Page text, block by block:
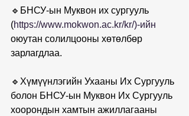
🔹БНСУ-ын Муквон их сургууль
(https://www.mokwon.ac.kr/kr/)-ийн
оюутан солилцооны хөтөлбөр
зарлагдлаа.
🔹Хүмүүнлэгийн Ухааны Их Сургууль
болон БНСУ-ын Муквон Их Сургууль
хоорондын хамтын ажиллагааны